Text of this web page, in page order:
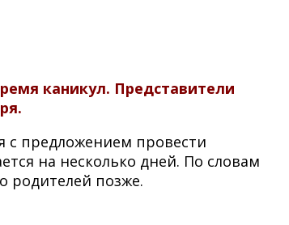
каникул. Представители
с предложением провести
на несколько дней. По словам
родителей позже.